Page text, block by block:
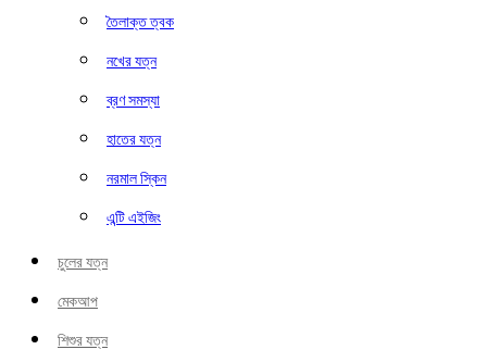
তৈলাক্ত ত্বক
নখের যত্ন
ব্রণ সমস্যা
হাতের যত্ন
নরমাল স্কিন
এন্টি এইজিং
চুলের যত্ন
মেকআপ
শিশুর যত্ন